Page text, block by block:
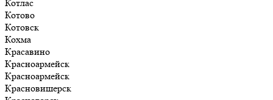
Котлас
Котово
Котовск
Кохма
Красавино
Красноармейск
Красноармейск
Красновишерск